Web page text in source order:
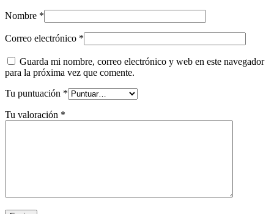
Nombre *
Correo electrónico *
Guarda mi nombre, correo electrónico y web en este navegador
para la próxima vez que comente.
Tu puntuación *
Tu valoración *